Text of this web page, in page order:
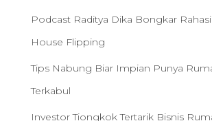
Podcast Raditya Dika Bongkar
House Flipping
Tips Nabung Biar Impian Punya
Terkabul
Investor Tiongkok Tertarik Bisnis